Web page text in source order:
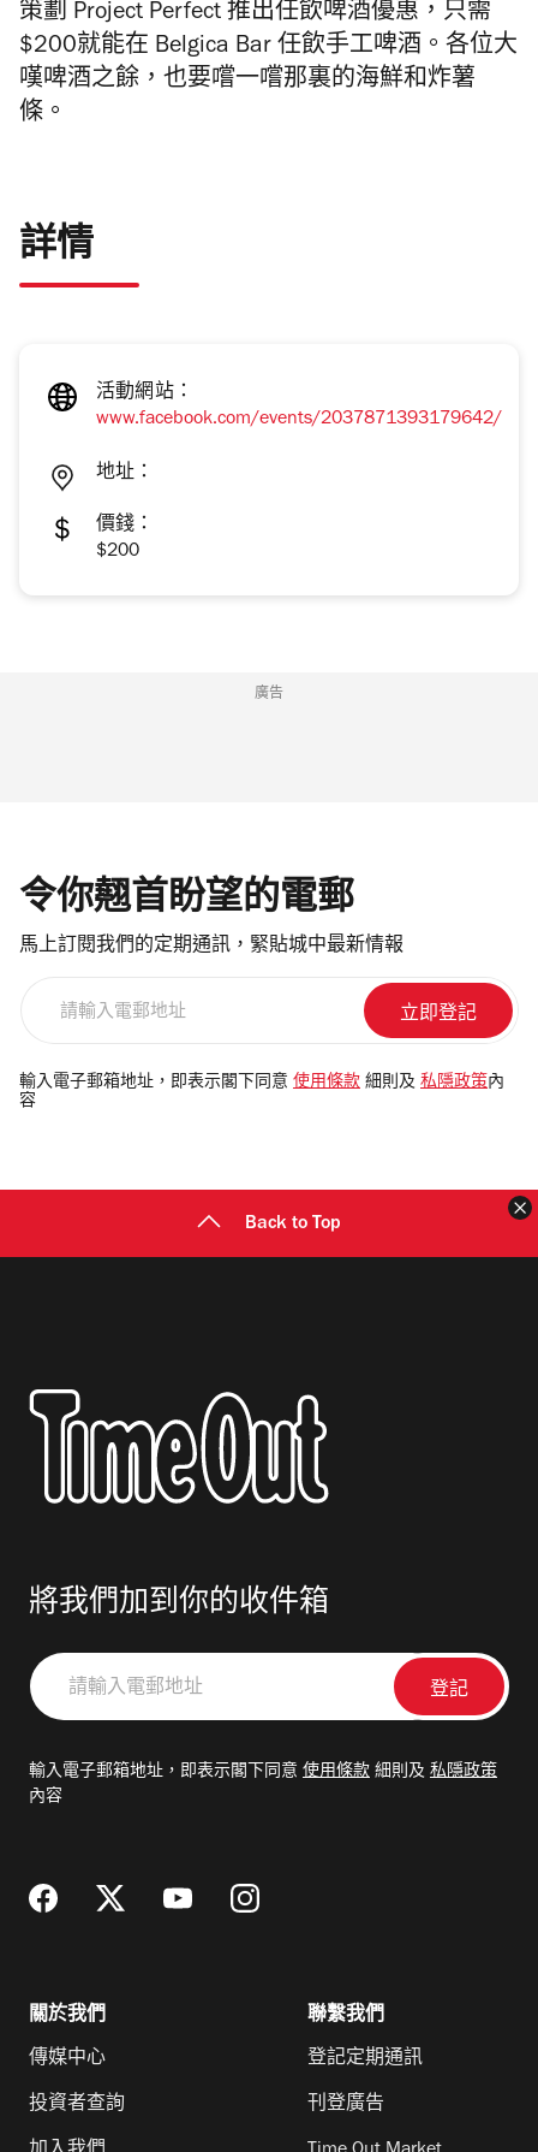
策劃 Project Perfect 推出任飲啤酒優惠，只需
$200就能在 Belgica Bar 任飲手工啤酒。各位大
嘆啤酒之餘，也要嚐一嚐那裏的海鮮和炸薯
條。
詳情
活動網站：
www.facebook.com/events/2037871393179642/
地址：
價錢：
$200
廣告
令你翹首盼望的電郵
馬上訂閱我們的定期通訊，緊貼城中最新情報
電
郵
輸入電子郵箱地址，即表示閣下同意 使用條款 細則及 私隱政策 內
容
Back to Top
將我們加到你的收件箱
請
輸
郵
輸入電子郵箱地址，即表示閣下同意 使用條款 細則及 私隱政策
內容
關於我們
傳媒中心
投資者查詢
聯繫我們
登記定期通訊
刊登廣告